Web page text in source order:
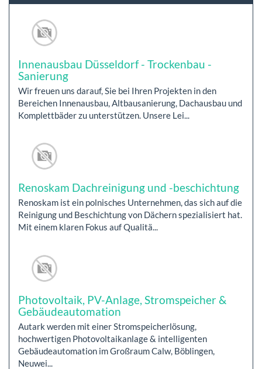
Innenausbau Düsseldorf - Trockenbau -
Sanierung
Wir freuen uns darauf, Sie bei Ihren Projekten in den
Bereichen Innenausbau, Altbausanierung, Dachausbau und
Komplettbäder zu unterstützen. Unsere Lei...
Renoskam Dachreinigung und -beschichtung
Renoskam ist ein polnisches Unternehmen, das sich auf die
Reinigung und Beschichtung von Dächern spezialisiert hat.
Mit einem klaren Fokus auf Qualitä...
Photovoltaik, PV-Anlage, Stromspeicher &
Gebäudeautomation
Autark werden mit einer Stromspeicherlösung,
hochwertigen Photovoltaikanlage & intelligenten
Gebäudeautomation im Großraum Calw, Böblingen,
Neuwei...